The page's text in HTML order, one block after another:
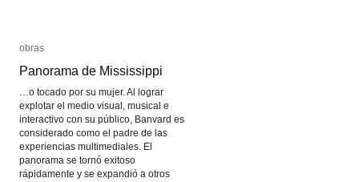
obras
Panorama de Mississippi
…o tocado por su mujer. Al lograr
explotar el medio visual, musical e
interactivo con su público, Banvard es
considerado como el padre de las
experiencias multimediales. El
panorama se tornó exitoso
rápidamente y se expandió a otros
obras
Panorama de Mississippi